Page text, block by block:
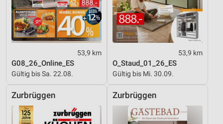
53,9 km
G08_26_Online_ES
Gültig bis Sa. 22.08.
53,9 km
O_Staud_01_26_ES
Gültig bis Mi. 30.09.
Zurbrüggen Zurbrüggen